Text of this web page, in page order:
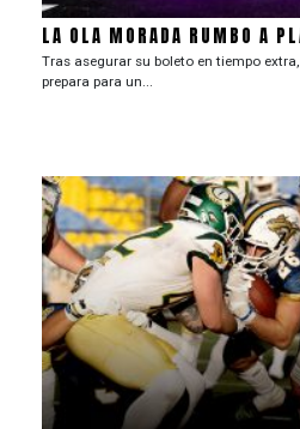
LA OLA MORADA RUMBO A
Tras asegurar su boleto en tiempo
prepara para un...